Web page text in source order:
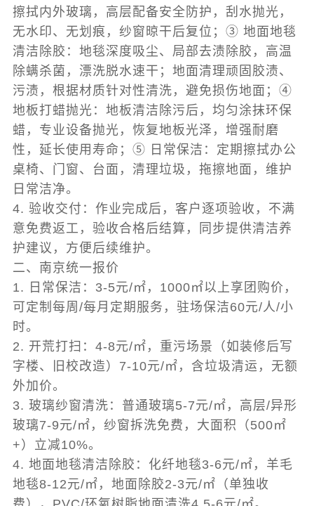
擦拭内外玻璃，高层配备安全防护，刮水抛光，
无水印、无划痕，纱窗晾干后复位；③ 地面地毯
清洁除胶：地毯深度吸尘、局部去渍除胶，高温
除螨杀菌，漂洗脱水速干；地面清理顽固胶渍、
污渍，根据材质针对性清洗，避免损伤地面；④
地板打蜡抛光：地板清洁除污后，均匀涂抹环保
蜡，专业设备抛光，恢复地板光泽，增强耐磨
性，延长使用寿命；⑤ 日常保洁：定期擦拭办公
桌椅、门窗、台面，清理垃圾，拖擦地面，维护
日常洁净。
4. 验收交付：作业完成后，客户逐项验收，不满
意免费返工，验收合格后结算，同步提供清洁养
护建议，方便后续维护。
二、南京统一报价
1. 日常保洁：3-5元/㎡，1000㎡以上享团购价，
可定制每周/每月定期服务，驻场保洁60元/人/小
时。
2. 开荒打扫：4-8元/㎡，重污场景（如装修后写
字楼、旧校改造）7-10元/㎡，含垃圾清运，无额
外加价。
3. 玻璃纱窗清洗：普通玻璃5-7元/㎡，高层/异形
玻璃7-9元/㎡，纱窗拆洗免费，大面积（500㎡
+）立减10%。
4. 地面地毯清洁除胶：化纤地毯3-6元/㎡，羊毛
地毯8-12元/㎡，地面除胶2-3元/㎡（单独收